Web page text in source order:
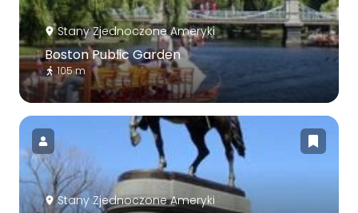
Stany Zjednoczone Ameryki
Boston Public Garden
105 m
Stany Zjednoczone Ameryki